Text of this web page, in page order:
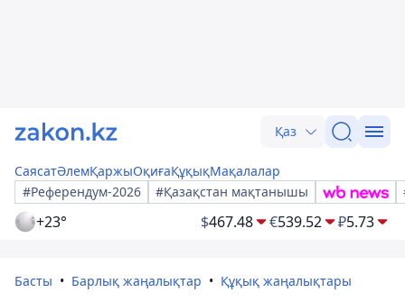
Қаз
СаясатӘлемҚаржыОқиғаҚұқықМақалалар
#Референдум-2026
#Қазақстан мақтанышы
+23° $467.48 €539.52 ₽5.73
Басты Барлық жаңалықтар Құқық жаңалықтары